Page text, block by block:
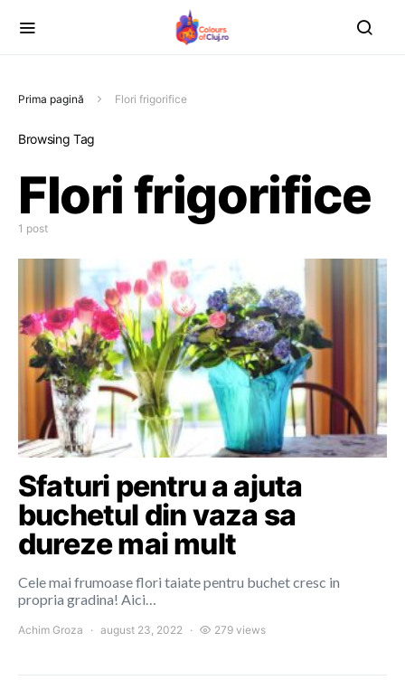
Prima pagină Flori frigorifice
Browsing Tag
Flori frigorifice
1 post
Sfaturi pentru a ajuta
buchetul din vaza sa
dureze mai mult
Cele mai frumoase flori taiate pentru buchet cresc in
propria gradina! Aici…
Achim Groza august 23, 2022 279 views